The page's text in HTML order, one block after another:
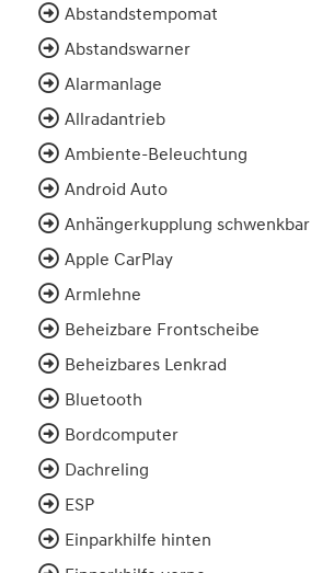
Abstandstempomat
Abstandswarner
Alarmanlage
Allradantrieb
Ambiente-Beleuchtung
Android Auto
Anhängerkupplung schwenkbar
Apple CarPlay
Armlehne
Beheizbare Frontscheibe
Beheizbares Lenkrad
Bluetooth
Bordcomputer
Dachreling
ESP
Einparkhilfe hinten